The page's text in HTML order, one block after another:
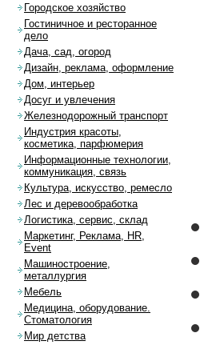
Городское хозяйство
Гостиничное и ресторанное
дело
Дача, сад, огород
Дизайн, реклама, оформление
Дом, интерьер
Досуг и увлечения
Железнодорожный транспорт
Индустрия красоты,
косметика, парфюмерия
Информационные технологии,
коммуникация, связь
Культура, искусство, ремесло
Лес и деревообработка
Логистика, сервис, склад
Маркетинг, Реклама, HR,
Event
Машиностроение,
металлургия
Мебель
Медицина, оборудование.
Стоматология
Мир детства